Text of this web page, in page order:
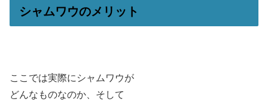
シャムワウのメリット
ここでは実際にシャムワウが
どんなものなのか、そして